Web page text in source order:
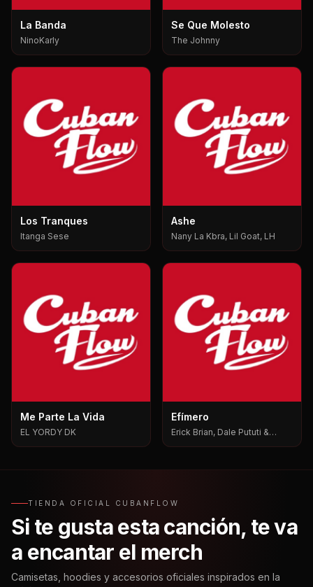
La Banda
NinoKarly
Se Que Molesto
The Johnny
Los Tranques
Itanga Sese
Ashe
Nany La Kbra, Lil Goat, LH
Me Parte La Vida
EL YORDY DK
Efímero
Erick Brian, Dale Pututi &
TIENDA OFICIAL CUBANFLOW
Si te gusta esta canción, te va
a encantar el merch
Camisetas, hoodies y accesorios oficiales inspirados en la